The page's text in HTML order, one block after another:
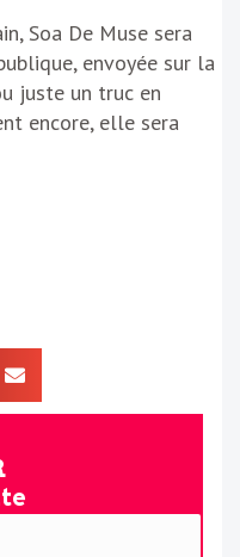
Soa De Muse sera
envoyée sur la
juste un truc en
encore, elle sera